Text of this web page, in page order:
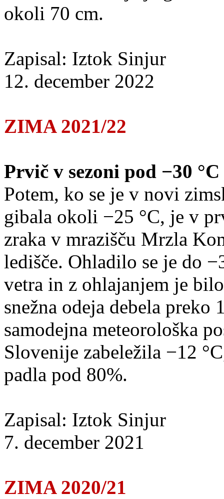
okoli 70 cm.
Zapisal: Iztok Sinjur
12. december 2022
ZIMA 2021/22
Prvič v sezoni pod −30 °C
Potem, ko se je v novi
gibala okoli −25 °C, je v
zraka v mrazišču Mrzla
ledišče. Ohladilo se je do
vetra in z ohlajanjem je
snežna odeja debela
samodejna meteorološka
Slovenije zabeležila −12
padla pod 80%.
Zapisal: Iztok Sinjur
7. december 2021
ZIMA 2020/21